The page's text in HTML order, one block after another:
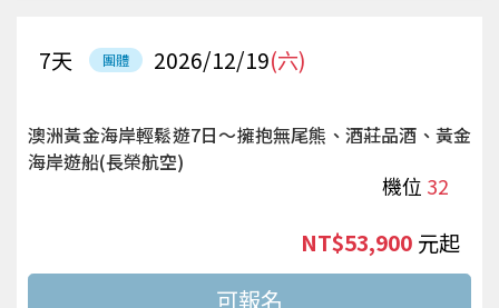
團體 2026/12/19(六)
7天
澳洲黃金海岸輕鬆遊7日～擁抱無尾熊、酒莊品酒、黃金
海岸遊船(長榮航空)
機位 32
NT$53,900 起